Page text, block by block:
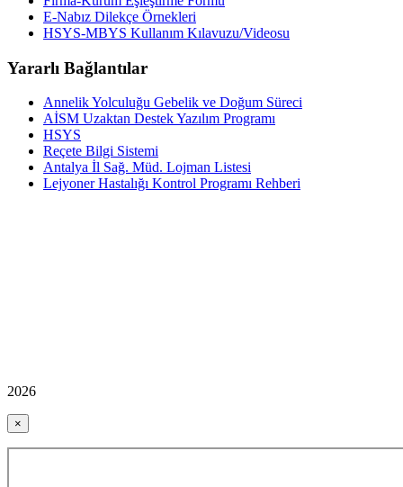
E-Nabız Dilekçe Örnekleri
HSYS-MBYS Kullanım Kılavuzu/Videosu
Yararlı Bağlantılar
Annelik Yolculuğu Gebelik ve Doğum Süreci
AİSM Uzaktan Destek Yazılım Programı
HSYS
Reçete Bilgi Sistemi
Antalya İl Sağ. Müd. Lojman Listesi
Lejyoner Hastalığı Kontrol Programı Rehberi
2026
×